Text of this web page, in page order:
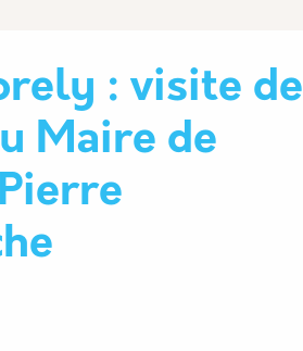
: visite de
Maire de